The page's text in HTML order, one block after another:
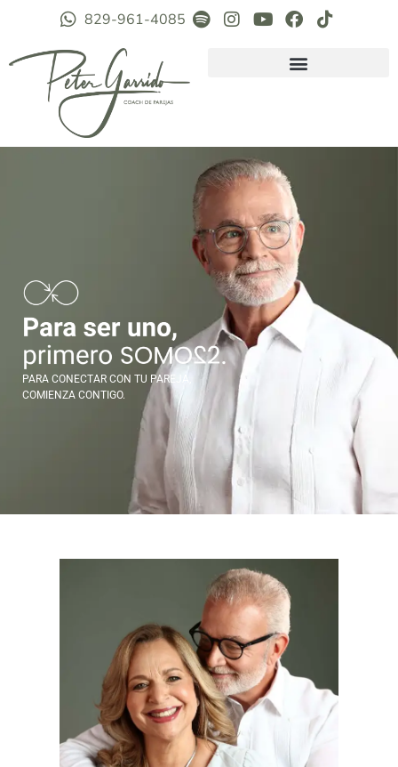
829-961-4085
PARA CONECTAR CON TU PAREJA,
COMIENZA CONTIGO.